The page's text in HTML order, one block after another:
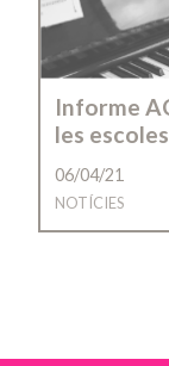
Informe
les
06/04/21
NOTÍCIES